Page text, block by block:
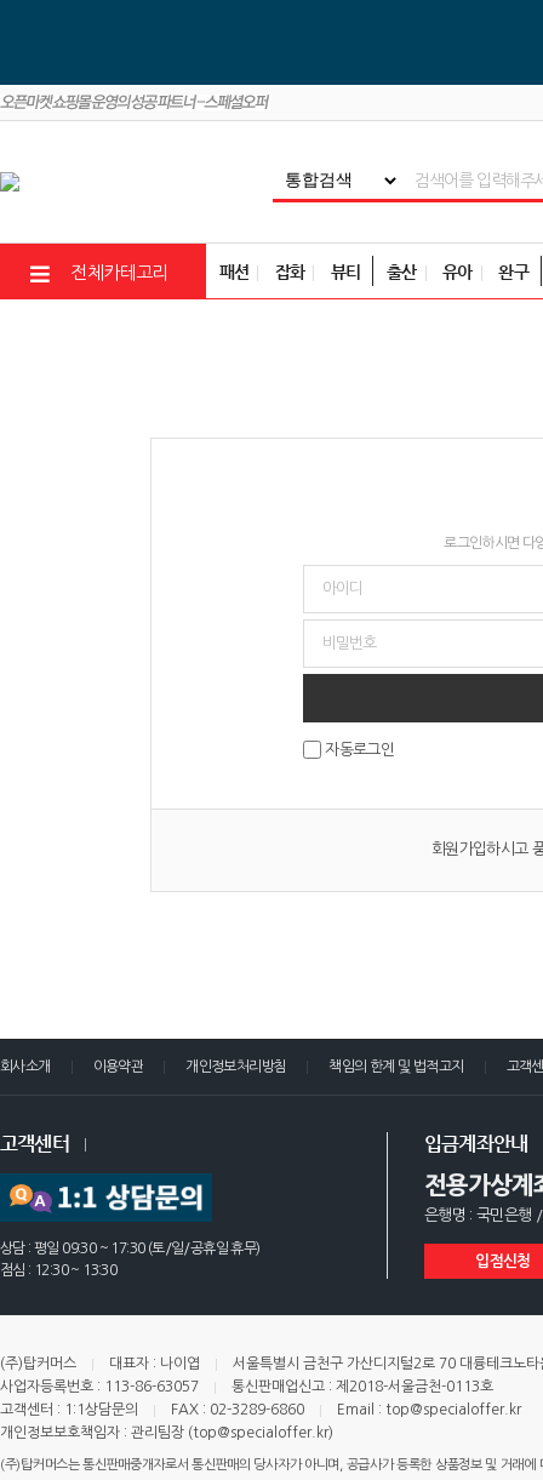
전체카테고리 패션 잡화 뷰티 출산 유아 완구
로그인하시면 다
자동로그인
회원가입하시고
회사소개 이용약관 개인정보처리방침 책임의 한계 및 법적고지 고객
고객센터
상담 : 평일 09:30 ~ 17:30 (토/일/공휴일 휴무)
점심 : 12:30 ~ 13:30
입금계좌안내
전용가상계
은행명 : 국민은행
입점신청
(주)탑커머스 대표자 : 나이엽
서울특별시 금천구 가산디지털2로 70 대륭테크노
사업자등록번호 : 113-86-63057
통신판매업신고 : 제2018-서울금천-0113호
고객센터 : 1:1상담문의
FAX : 02-3289-6860
Email : top@specialoffer.kr
개인정보보호책임자 : 관리팀장 (top@specialoffer.kr)
(주)탑커머스는 통신판매중개자로서 통신판매의 당사자가 아니며, 공급사가 등록한 상품정보 및 거래